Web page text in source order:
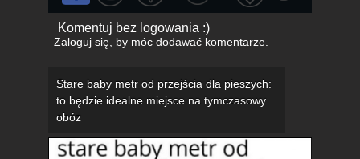
Komentuj bez logowania :)
Zaloguj się, by móc dodawać komentarze.
Stare baby metr od przejścia dla pieszych:
to będzie idealne miejsce na tymczasowy
obóz